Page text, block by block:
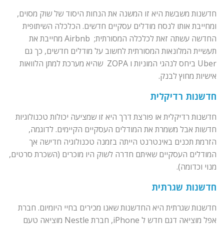
חדשנות משבשת היא זו המשנה את הנחות היסוד של שוק מסוים,
ומחייבת אותו לנסח מודלים עסקיים חדשים. הכלכלה השיתופית
החדשה עשתה זאת לכלכלה המסורתית; Airbnb מחייבת את
תעשיית המלונאות המסורתית לחשוב על מודלים חדשים, כך גם
Uber ביחס לנהגי המוניות ו ZOPA שהיא מערכת למתן הלוואות
אישיות מחוץ לבנק.
חדשנות רדיקלית
חדשנות רדיקלית או פורצת דרך היא זו שמציעה יכולות טכנולוגיות
חדשות אבל משמרת את המודלים העסקיים הקיימים. לדוגמה,
הזרמת תכנים באינטרנט הייתה בזמנה טכנולוגיה חדישה אך
המודלים העסקיים שאיתם חדרה לשוק היו מוכרים (השכרת סרטים,
מנוי וכדומה).
חדשנות שגרתית
חדשנות שגרתית היא החדשנות שאנו מכירים בחיי היומיום. חברת
אפל מוציאה דגם חדש ל iPhone, חברת Nestle מוציאה טעם